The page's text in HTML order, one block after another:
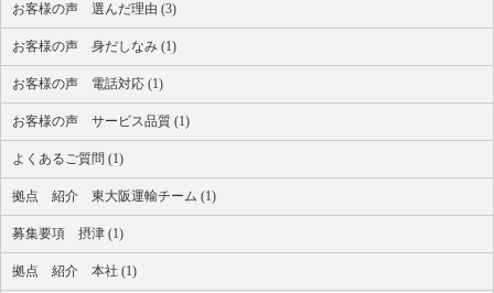
お客様の声 選んだ理由 (3)
お客様の声 身だしなみ (1)
お客様の声 電話対応 (1)
お客様の声 サービス品質 (1)
よくあるご質問 (1)
拠点 紹介 東大阪運輸チーム (1)
募集要項 摂津 (1)
拠点 紹介 本社 (1)